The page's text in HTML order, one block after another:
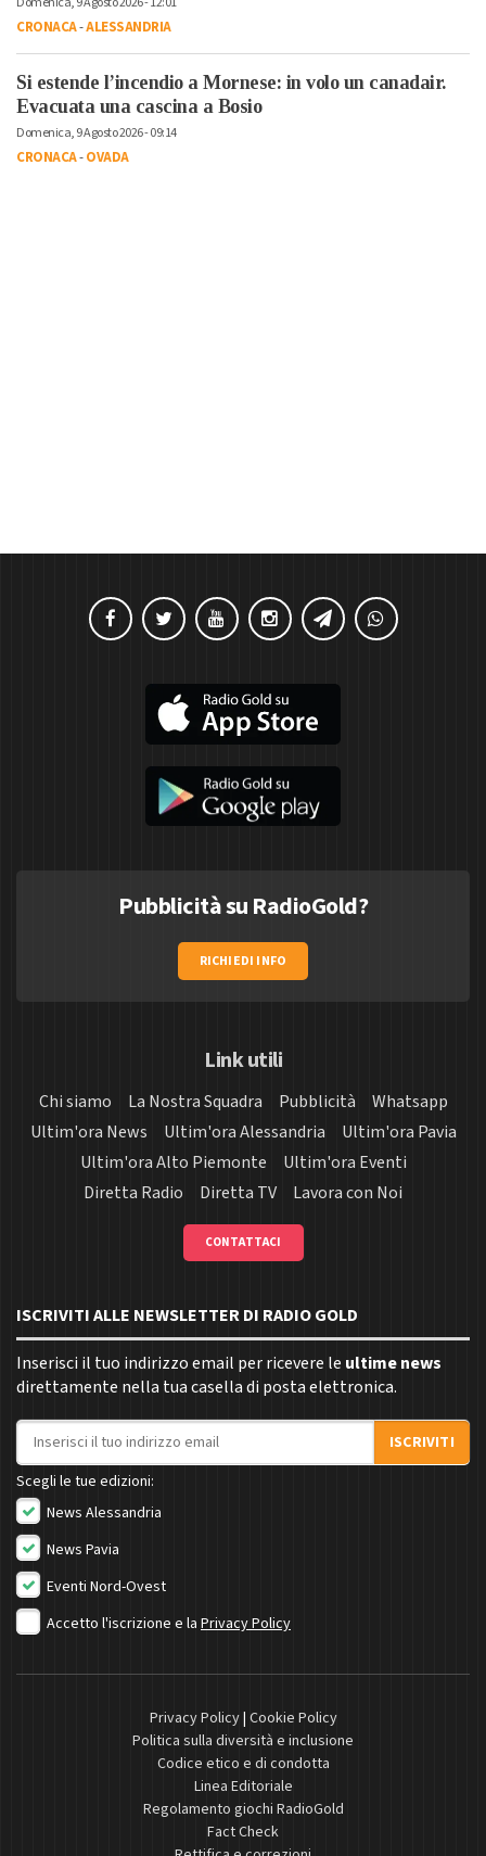
CRONACA-ALESSANDRIA
Si estende l’incendio a Mornese: in volo un canadair.
Evacuata una cascina a Bosio
Domenica, 9 Agosto 2026 - 09:14
CRONACA-OVADA
Pubblicità su RadioGold?
RICHIEDI INFO
Link utili
Chi siamo La Nostra Squadra Pubblicità
Whatsapp
Ultim'ora News
Ultim'ora Alessandria
Ultim'ora Pavia
Ultim'ora Alto Piemonte
Ultim'ora Eventi
Diretta Radio
Diretta TV Lavora con Noi
CONTATTACI
ISCRIVITI ALLE NEWSLETTER DI RADIO GOLD
Inserisci il tuo indirizzo email per ricevere le ultime news
direttamente nella tua casella di posta elettronica.
Indirizzo email
ISCRIVITI
Scegli le tue edizioni:
News Alessandria
News Pavia
Eventi Nord-Ovest
Accetto l'iscrizione e la Privacy Policy
Privacy Policy| Cookie Policy
Politica sulla diversità e inclusione
Codice etico e di condotta
Linea Editoriale
Regolamento giochi RadioGold
Fact Check